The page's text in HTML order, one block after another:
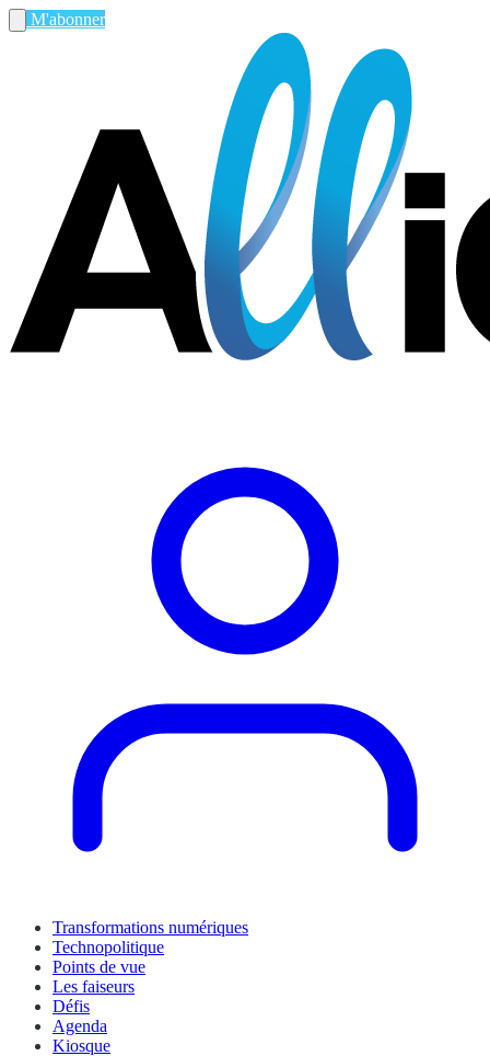
M'abonner
Transformations numériques
Technopolitique
Points de vue
Les faiseurs
Défis
Agenda
Kiosque